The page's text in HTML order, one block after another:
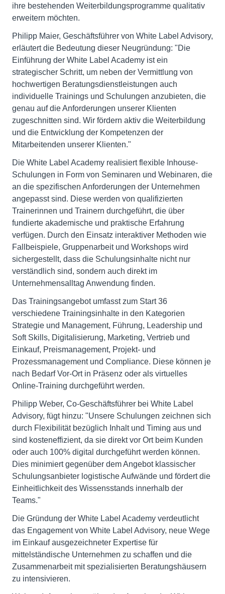
ihre bestehenden Weiterbildungsprogramme qualitativ
erweitern möchten.
Philipp Maier, Geschäftsführer von White Label Advisory,
erläutert die Bedeutung dieser Neugründung: "Die
Einführung der White Label Academy ist ein
strategischer Schritt, um neben der Vermittlung von
hochwertigen Beratungsdienstleistungen auch
individuelle Trainings und Schulungen anzubieten, die
genau auf die Anforderungen unserer Klienten
zugeschnitten sind. Wir fördern aktiv die Weiterbildung
und die Entwicklung der Kompetenzen der
Mitarbeitenden unserer Klienten."
Die White Label Academy realisiert flexible Inhouse-
Schulungen in Form von Seminaren und Webinaren, die
an die spezifischen Anforderungen der Unternehmen
angepasst sind. Diese werden von qualifizierten
Trainerinnen und Trainern durchgeführt, die über
fundierte akademische und praktische Erfahrung
verfügen. Durch den Einsatz interaktiver Methoden wie
Fallbeispiele, Gruppenarbeit und Workshops wird
sichergestellt, dass die Schulungsinhalte nicht nur
verständlich sind, sondern auch direkt im
Unternehmensalltag Anwendung finden.
Das Trainingsangebot umfasst zum Start 36
verschiedene Trainingsinhalte in den Kategorien
Strategie und Management, Führung, Leadership und
Soft Skills, Digitalisierung, Marketing, Vertrieb und
Einkauf, Preismanagement, Projekt- und
Prozessmanagement und Compliance. Diese können je
nach Bedarf Vor-Ort in Präsenz oder als virtuelles
Online-Training durchgeführt werden.
Philipp Weber, Co-Geschäftsführer bei White Label
Advisory, fügt hinzu: "Unsere Schulungen zeichnen sich
durch Flexibilität bezüglich Inhalt und Timing aus und
sind kosteneffizient, da sie direkt vor Ort beim Kunden
oder auch 100% digital durchgeführt werden können.
Dies minimiert gegenüber dem Angebot klassischer
Schulungsanbieter logistische Aufwände und fördert die
Einheitlichkeit des Wissensstands innerhalb der
Teams."
Die Gründung der White Label Academy verdeutlicht
das Engagement von White Label Advisory, neue Wege
im Einkauf ausgezeichneter Expertise für
mittelständische Unternehmen zu schaffen und die
Zusammenarbeit mit spezialisierten Beratungshäusern
zu intensivieren.